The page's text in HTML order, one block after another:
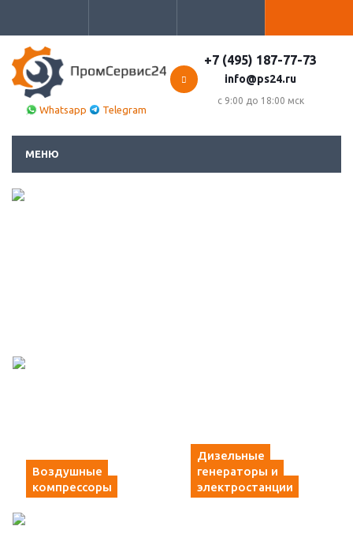
Whatsapp Telegram
+7 (495) 187-77-73
info@ps24.ru
с 9:00 до 18:00 мск
МЕНЮ
Воздушные
компрессоры
Дизельные
генераторы и
электростанции